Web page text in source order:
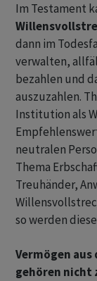
Im Testament
dann im
verwalten,
bezahlen und
auszuzahlen.
Institution als
neutralen
Thema
Treuhänder,
so werden
Vermögen
gehören nicht